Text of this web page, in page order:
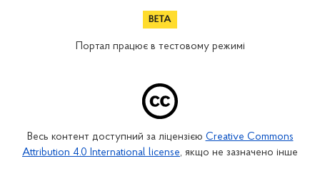
Портал працює в тестовому режимі
Весь контент доступний за ліцензією Creative Commons
Attribution 4.0 International license, якщо не зазначено інше